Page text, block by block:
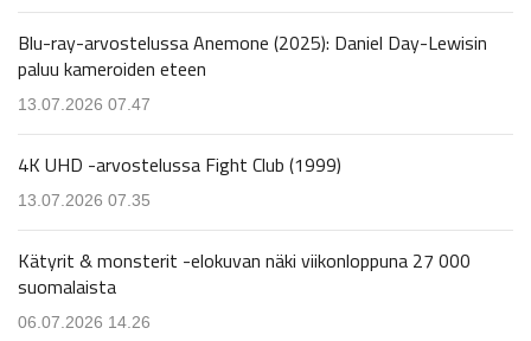
Blu-ray-arvostelussa Anemone (2025): Daniel Day-Lewisin
paluu kameroiden eteen
13.07.2026 07.47
4K UHD -arvostelussa Fight Club (1999)
13.07.2026 07.35
Kätyrit & monsterit -elokuvan näki viikonloppuna 27 000
suomalaista
06.07.2026 14.26